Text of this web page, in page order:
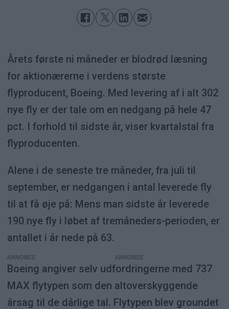
Årets første ni måneder er blodrød læsning
for aktionærerne i verdens største
flyproducent, Boeing. Med levering af i alt 302
nye fly er der tale om en nedgang på hele 47
pct. I forhold til sidste år, viser kvartalstal fra
flyproducenten.
Alene i de seneste tre måneder, fra juli til
september, er nedgangen i antal leverede fly
til at få øje på: Mens man sidste år leverede
190 nye fly i løbet af tremåneders-perioden, er
antallet i år nede på 63.
ANNONCE
Boeing angiver selv udfordringerne med 737
MAX flytypen som den altoverskyggende
årsag til de dårlige tal. Flytypen blev groundet